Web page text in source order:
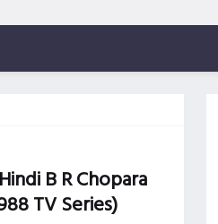
B R Chopara
TV Series)